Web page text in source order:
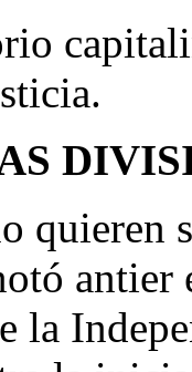
quieren
antier
la